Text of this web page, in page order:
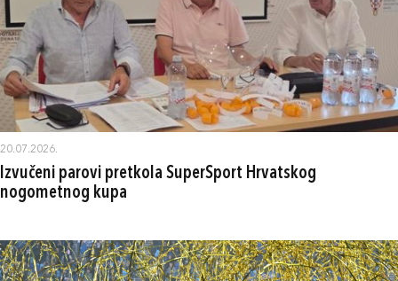
20.07.2026.
Izvučeni parovi pretkola SuperSport Hrvatskog
nogometnog kupa